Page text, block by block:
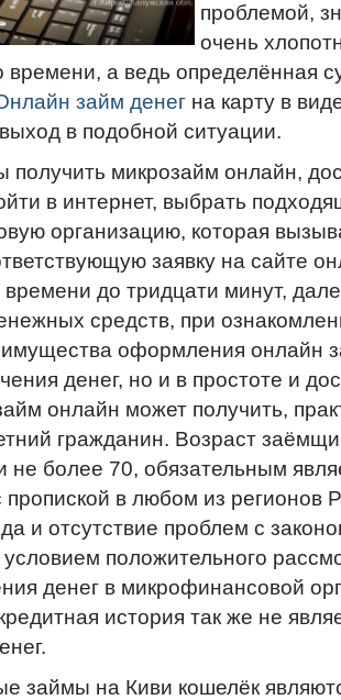
проблемой,
очень
времени, а ведь определённая
займ денег на карту в
в подобной ситуации.
получить микрозайм онлайн,
в интернет, выбрать
организацию, которая
заявку на сайте
времени до тридцати минут,
средств, при
оформления онлайн
денег, но и в простоте и
онлайн может получить,
гражданин. Возраст
не более 70, обязательным
пропиской в любом из регионов
и отсутствие проблем с
положительного
денег в микрофинансовой
история так же не
займы на Киви кошелёк